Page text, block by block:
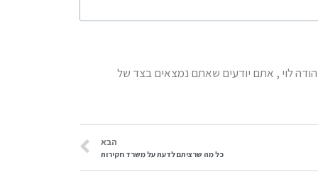
לוי , אתם יודעים שאתם נמצאים בצד של
הבא
כל מה שרציתם לדעת על משרד חקירות